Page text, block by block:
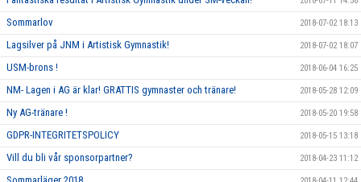
Sommarlov 2018-07-02 18:13
Lagsilver på JNM i Artistisk Gymnastik! 2018-07-02 18:07
USM-brons ! 2018-06-04 16:25
NM- Lagen i AG är klar! GRATTIS gymnaster och tränare! 2018-05-28 12:09
Ny AG-tränare ! 2018-05-20 19:58
GDPR-INTEGRITETSPOLICY 2018-05-15 13:18
Vill du bli vår sponsorpartner? 2018-04-23 11:12